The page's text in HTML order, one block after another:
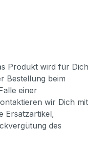
Produkt wird für Dich
Bestellung beim
einer
wir Dich mit
Ersatzartikel,
des